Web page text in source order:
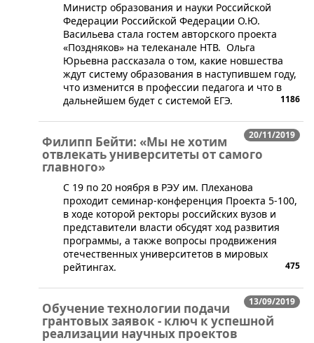
​Министр образования и науки Российской
Федерации Российской Федерации О.Ю.
Васильева стала гостем авторского проекта
«Поздняков» на телеканале НТВ. Ольга
Юрьевна рассказала о том, какие новшества
ждут систему образования в наступившем году,
что изменится в профессии педагога и что в
дальнейшем будет с системой ЕГЭ.
1186
20/11/2019
Филипп Бейти: «Мы не хотим
отвлекать университеты от самого
главного»
​С 19 по 20 ноября в РЭУ им. Плеханова
проходит семинар-конференция Проекта 5-100,
в ходе которой ректоры российских вузов и
представители власти обсудят ход развития
программы, а также вопросы продвижения
отечественных университетов в мировых
рейтингах.
475
13/09/2019
Обучение технологии подачи
грантовых заявок - ключ к успешной
реализации научных проектов